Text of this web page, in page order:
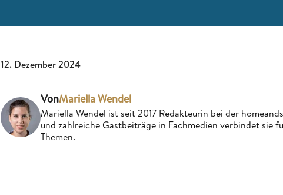
12. Dezember 2024
VonMariella Wendel
Mariella Wendel ist seit 2017 Redakteurin bei der
und zahlreiche Gastbeiträge in Fachmedien verbindet sie
Themen.